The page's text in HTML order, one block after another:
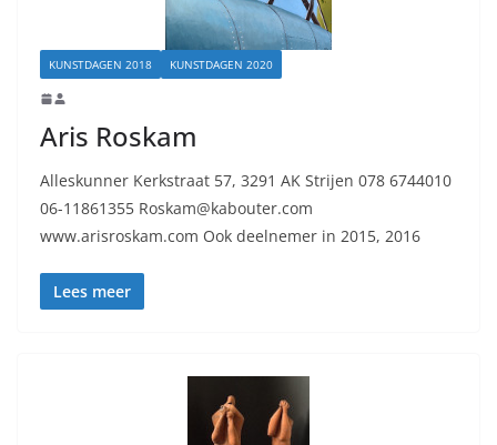
KUNSTDAGEN 2018 KUNSTDAGEN 2020
Aris Roskam
Alleskunner Kerkstraat 57, 3291 AK Strijen 078 6744010
06-11861355 Roskam@kabouter.com
www.arisroskam.com Ook deelnemer in 2015, 2016
Lees meer